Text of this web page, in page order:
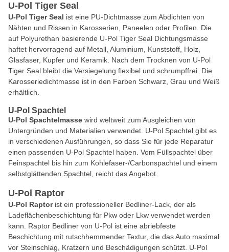
U-Pol Tiger Seal
U-Pol Tiger Seal ist eine PU-Dichtmasse zum Abdichten von
Nähten und Rissen in Karosserien, Paneelen oder Profilen. Die
auf Polyurethan basierende U-Pol Tiger Seal Dichtungsmasse
haftet hervorragend auf Metall, Aluminium, Kunststoff, Holz,
Glasfaser, Kupfer und Keramik. Nach dem Trocknen von U-Pol
Tiger Seal bleibt die Versiegelung flexibel und schrumpffrei. Die
Karosseriedichtmasse ist in den Farben Schwarz, Grau und Weiß
erhältlich.
U-Pol Spachtel
U-Pol Spachtelmasse wird weltweit zum Ausgleichen von
Untergründen und Materialien verwendet. U-Pol Spachtel gibt es
in verschiedenen Ausführungen, so dass Sie für jede Reparatur
einen passenden U-Pol Spachtel haben. Vom Füllspachtel über
Feinspachtel bis hin zum Kohlefaser-/Carbonspachtel und einem
selbstglättenden Spachtel, reicht das Angebot.
U-Pol Raptor
U-Pol Raptorist ein professioneller Bedliner-Lack, der als
Ladeflächenbeschichtung für Pkw oder Lkw verwendet werden
kann. Raptor Bedliner von U-Pol ist eine abriebfeste
Beschichtung mit rutschhemmender Textur, die das Auto maximal
vor Steinschlag, Kratzern und Beschädigungen schützt. U-Pol